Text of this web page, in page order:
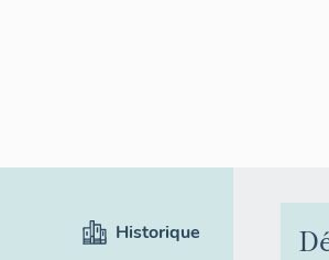
Historique